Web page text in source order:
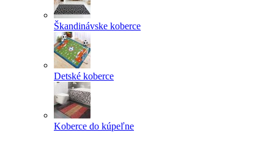
Škandinávske koberce
Detské koberce
Koberce do kúpeľne